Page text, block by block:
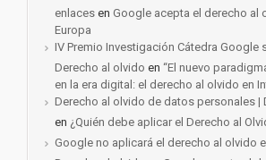
enlaces en Google acepta el derecho al
Europa
IV Premio Investigación Cátedra Google
Derecho al olvido en “El nuevo
en la era digital: el derecho al olvido en
Derecho al olvido de datos personales |
en ¿Quién debe aplicar el Derecho al
Google no aplicará el derecho al olvido